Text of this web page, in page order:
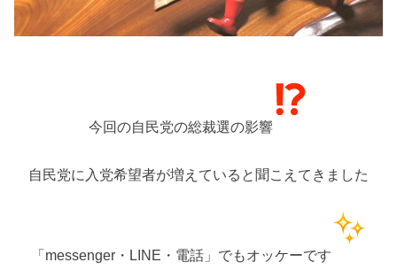
今回の自民党の総裁選の影響
自民党に入党希望者が増えていると聞こえてきました
「messenger・LINE・電話」でもオッケーです